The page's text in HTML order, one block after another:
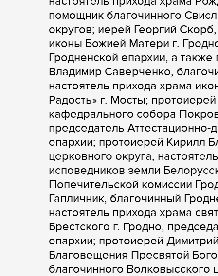
помощник благочинного
округов; иерей Георгий
иконы Божией Матери г.
Гродненской епархии, а
Владимир Саверченко,
настоятель прихода храма
Радость» г. Мосты;
кафедрального собора
председатель
епархии; протоиерей Кирилл
церковного округа,
исповедников земли
Попечительской комиссии
Гапличник, благочинный
настоятель прихода храма
Брестского г. Гродно,
епархии; протоиерей
Благовещения Пресвятой
благочинного Волковысского